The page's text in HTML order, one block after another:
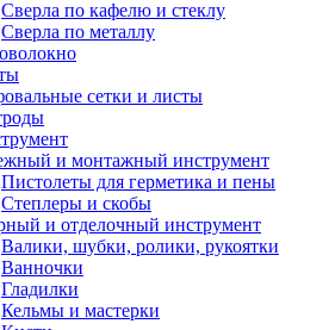
Сверла по кафелю и стеклу
Сверла по металлу
сетки и листы
и монтажный инструмент
Пистолеты для герметика и пены
Степлеры и скобы
и отделочный инструмент
Валики, шубки, ролики, рукоятки
Ванночки
Гладилки
Кельмы и мастерки